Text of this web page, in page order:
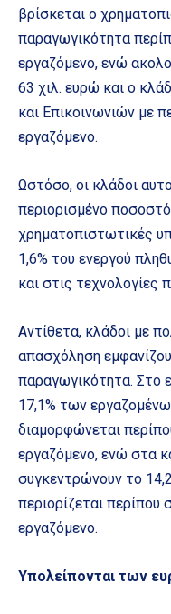
βρίσκεται ο
παραγωγικότητα
εργαζόμενο, ενώ
63 χιλ. ευρώ και ο
και Επικοινωνιών με
εργαζόμενο.
Ωστόσο, οι κλάδοι
περιορισμένο
χρηματοπιστωτικές
1,6% του ενεργού
και στις τεχνολογίες
Αντίθετα, κλάδοι με
απασχόληση
παραγωγικότητα. Στο
17,1% των
διαμορφώνεται
εργαζόμενο, ενώ στα
συγκεντρώνουν το
περιορίζεται περίπου
εργαζόμενο.
Υπολείπονται των